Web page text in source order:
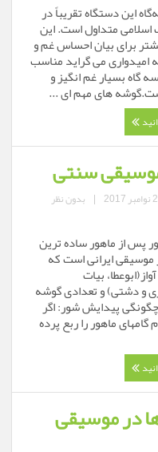
این دستگاه تقریباً در
متداول است. این
برای بیان احساس غم و
امیدواری می گراید مناسب
گاه بسیار غم انگیز و
های مهم ای ...
سنتی
| بدون نظر
پس از ماهور ساده ترین
ایرانی است که
بیات
و دشتی) و تعدادی گوشه
پیدایش شور: اگر
گامهای ماهور را ربع پرده
در موسیقی